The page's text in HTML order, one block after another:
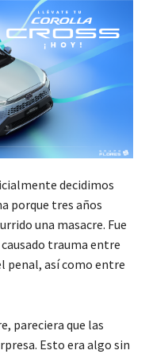
decidimos
porque tres años
una masacre. Fue
trauma entre
penal, así como entre
pareciera que las
Esto era algo sin